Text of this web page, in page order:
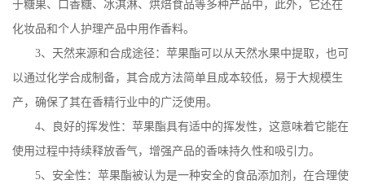
于糖果、口香糖、冰淇淋、烘焙食品等多种产品中，此外，它还在
化妆品和个人护理产品中用作香料。
3、天然来源和合成途径：苹果酯可以从天然水果中提取，也可
以通过化学合成制备，其合成方法简单且成本较低，易于大规模生
产，确保了其在香精行业中的广泛使用。
4、良好的挥发性：苹果酯具有适中的挥发性，这意味着它能在
使用过程中持续释放香气，增强产品的香味持久性和吸引力。
5、安全性：苹果酯被认为是一种安全的食品添加剂，在合理使